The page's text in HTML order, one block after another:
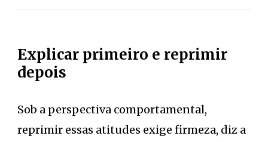
Explicar primeiro e reprimir
depois
Sob a perspectiva comportamental,
reprimir essas atitudes exige firmeza, diz a